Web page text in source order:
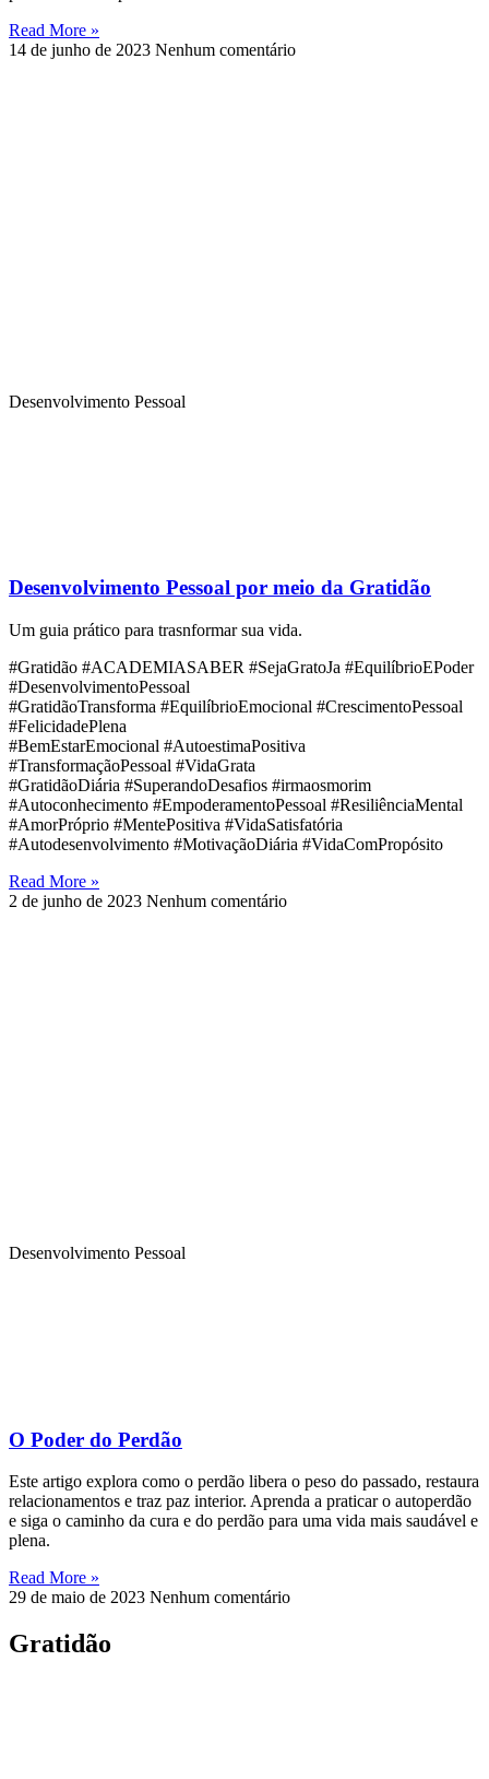
Read More »
14 de junho de 2023 Nenhum comentário
Desenvolvimento Pessoal
Desenvolvimento Pessoal por meio da Gratidão
Um guia prático para trasnformar sua vida.
#Gratidão #ACADEMIASABER #SejaGratoJa #EquilíbrioEPoder
#DesenvolvimentoPessoal
#GratidãoTransforma #EquilíbrioEmocional #CrescimentoPessoal
#FelicidadePlena
#BemEstarEmocional #AutoestimaPositiva
#TransformaçãoPessoal #VidaGrata
#GratidãoDiária #SuperandoDesafios #irmaosmorim
#Autoconhecimento #EmpoderamentoPessoal #ResiliênciaMental
#AmorPróprio #MentePositiva #VidaSatisfatória
#Autodesenvolvimento #MotivaçãoDiária #VidaComPropósito
Read More »
2 de junho de 2023 Nenhum comentário
Desenvolvimento Pessoal
O Poder do Perdão​
Este artigo explora como o perdão libera o peso do passado, restaura
relacionamentos e traz paz interior. Aprenda a praticar o autoperdão
e siga o caminho da cura e do perdão para uma vida mais saudável e
plena.
Read More »
29 de maio de 2023 Nenhum comentário
Gratidão